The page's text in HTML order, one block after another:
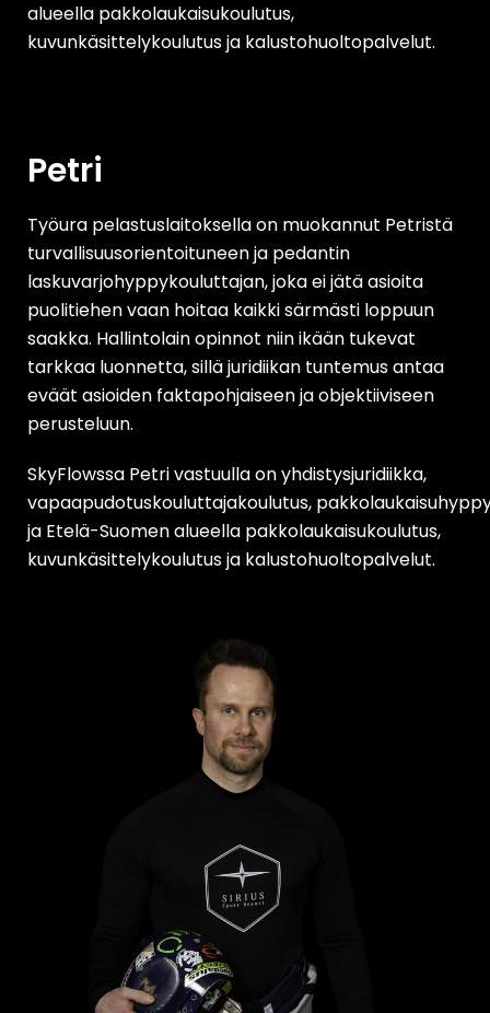
alueella pakkolaukaisukoulutus,
kuvunkäsittelykoulutus ja kalustohuoltopalvelut.
Petri
Työura pelastuslaitoksella on muokannut Petristä
turvallisuusorientoituneen ja pedantin
laskuvarjohyppykouluttajan, joka ei jätä asioita
puolitiehen vaan hoitaa kaikki särmästi loppuun
saakka. Hallintolain opinnot niin ikään tukevat
tarkkaa luonnetta, sillä juridiikan tuntemus antaa
eväät asioiden faktapohjaiseen ja objektiiviseen
perusteluun.
SkyFlowssa Petri vastuulla on yhdistysjuridiikka,
vapaapudotuskouluttajakoulutus,
ja Etelä-Suomen alueella pakkolaukaisukoulutus,
kuvunkäsittelykoulutus ja kalustohuoltopalvelut.